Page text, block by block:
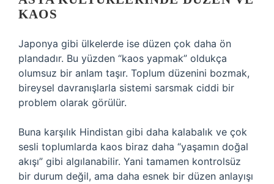
KAOS
Japonya gibi ülkelerde ise düzen çok daha ön
plandadır. Bu yüzden “kaos yapmak” oldukça
olumsuz bir anlam taşır. Toplum düzenini bozmak,
bireysel davranışlarla sistemi sarsmak ciddi bir
problem olarak görülür.
Buna karşılık Hindistan gibi daha kalabalık ve çok
sesli toplumlarda kaos biraz daha “yaşamın doğal
akışı” gibi algılanabilir. Yani tamamen kontrolsüz
bir durum değil, ama daha esnek bir düzen anlayışı